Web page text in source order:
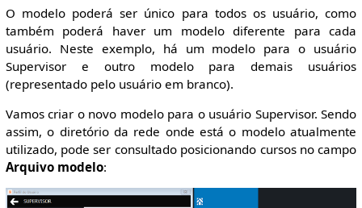
O modelo poderá ser único para todos os usuário, como
também poderá haver um modelo diferente para cada
usuário. Neste exemplo, há um modelo para o usuário
Supervisor e outro modelo para demais usuários
(representado pelo usuário em branco).
Vamos criar o novo modelo para o usuário Supervisor. Sendo
assim, o diretório da rede onde está o modelo atualmente
utilizado, pode ser consultado posicionando cursos no campo
Arquivo modelo: